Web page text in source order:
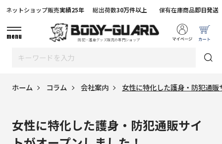
防犯・護身グッズ販売の専門ショップ
ネットショップ販売実績25年 総出荷数30万件以上 保有在庫商品即日発送
menu
ホーム コラム 会社案内 女性に特化した護身・防犯通
女性に特化した護身・防犯通販サイ